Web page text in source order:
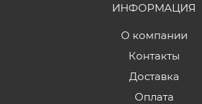
ИНФОРМАЦИЯ
О компании
Контакты
Доставка
Оплата